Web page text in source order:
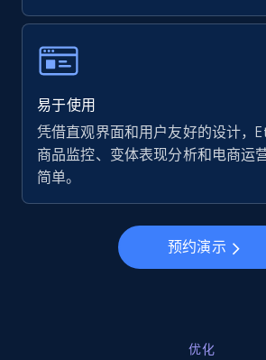
specific keywords
URL, Final price, Sku, Currency, Gtin,
Specifications, Image urls, Top
more.
Walmart - products - Discover
易于使用
凭借直观界面和用户友好的设计，
商品监控、变体表现分析和电商运
简单。
预约演示
优化